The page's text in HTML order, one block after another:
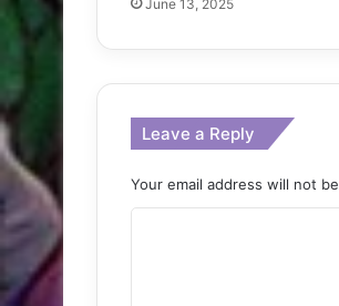
June 13, 2025
Leave a Reply
Your email address will not